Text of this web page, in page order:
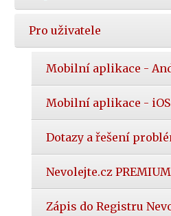
Pro uživatele
Mobilní aplikace -
Mobilní aplikace - iOS
Dotazy a řešení
Nevolejte.cz
Zápis do Registru